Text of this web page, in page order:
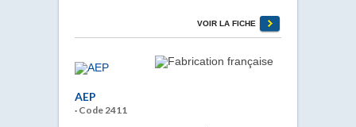
VOIR LA FICHE
AEP
· Code 2411